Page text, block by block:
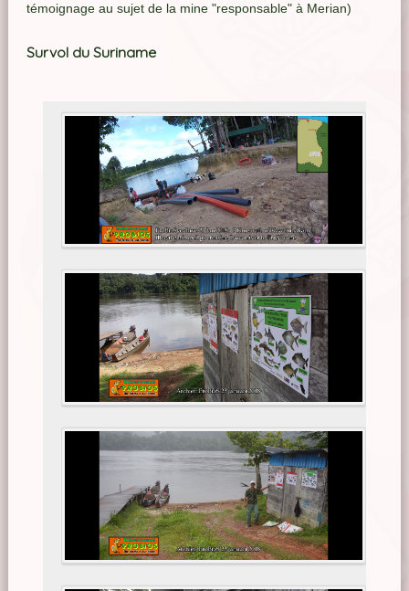
témoignage au sujet de la mine "responsable" à Merian)
Survol du Suriname